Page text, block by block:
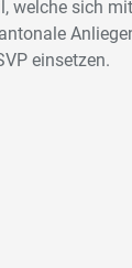
welche sich
einsetzen.